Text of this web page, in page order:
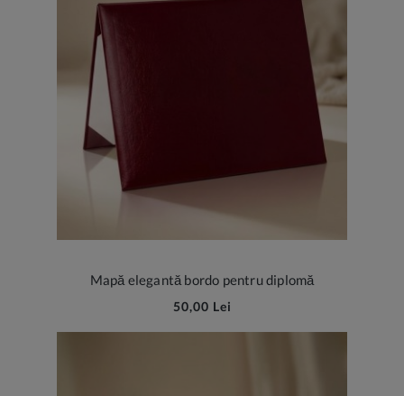
Mapă elegantă bordo pentru diplomă
50,00 Lei